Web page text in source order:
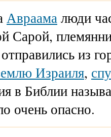
Авраамалюди
Сарой,
из
Израиля,
в Библии
очень опасно.